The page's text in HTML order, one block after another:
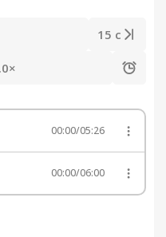
15 с
00:00/05:26
00:00/06:00